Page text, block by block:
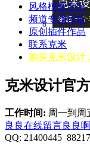
风格模板专区
频道专题模板
原创插件作品
联系克米
购买克米设计
克米设计官
工作时间: 周一到周
良良在线留言良良
QQ: 21400445